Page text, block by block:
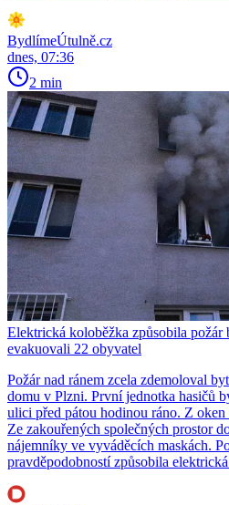
BydlímeÚtulně.cz
dnes, 07:36
2 min
Elektrická koloběžka způsobila požár
evakuovali 22 obyvatel
Požár nad ránem zcela zdemoloval
domu v Plzni. První jednotka hasičů
ulici před pátou hodinou ráno. Z
Ze zakouřených společných prostor
nájemníky ve vyváděcích maskách.
pravděpodobností způsobila